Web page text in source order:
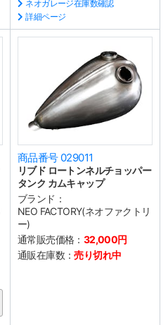
ネオガレージ在庫数確認
詳細ページ
商品番号 029011
リブド ロートンネルチョッパー
タンク カムキャップ
ブランド：
NEO FACTORY(ネオファクトリ
ー)
通常販売価格： 32,000円
通販在庫数：売り切れ中